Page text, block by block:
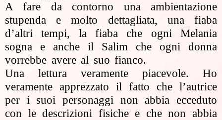
A fare da contorno una ambientazione
stupenda e molto dettagliata, una fiaba
d’altri tempi, la fiaba che ogni Melania
sogna e anche il Salim che ogni donna
vorrebbe avere al suo fianco.
Una lettura veramente piacevole. Ho
veramente apprezzato il fatto che l’autrice
per i suoi personaggi non abbia ecceduto
con le descrizioni fisiche e che non abbia